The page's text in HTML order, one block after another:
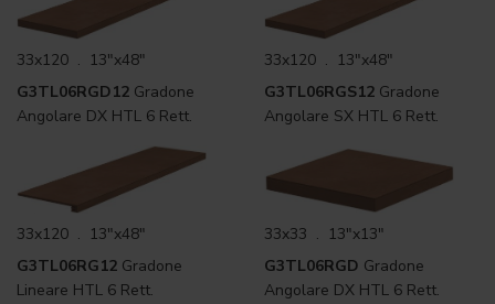
33x120 . 13"x48"
G3TL06RGD12 Gradone
Angolare DX HTL 6 Rett.
33x120 . 13"x48"
G3TL06RGS12 Gradone
Angolare SX HTL 6 Rett.
33x120 . 13"x48"
G3TL06RG12 Gradone
Lineare HTL 6 Rett.
33x33 . 13"x13"
G3TL06RGD Gradone
Angolare DX HTL 6 Rett.